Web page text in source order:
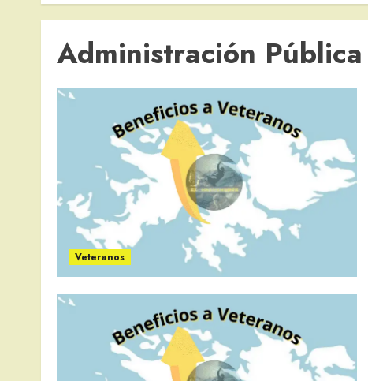
Administración Pública
Veteranos